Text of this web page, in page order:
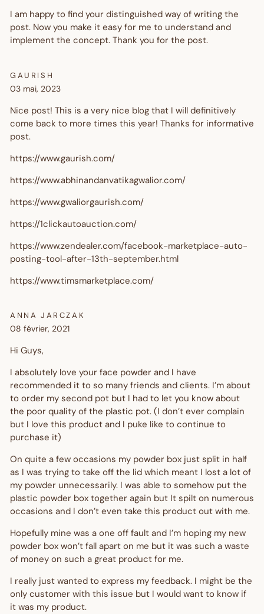
I am happy to find your distinguished way of writing the
post. Now you make it easy for me to understand and
implement the concept. Thank you for the post.
GAURISH
03 mai, 2023
Nice post! This is a very nice blog that I will definitively
come back to more times this year! Thanks for informative
post.
https://www.gaurish.com/
https://www.abhinandanvatikagwalior.com/
https://www.gwaliorgaurish.com/
https://1clickautoauction.com/
https://www.zendealer.com/facebook-marketplace-auto-
posting-tool-after-13th-september.html
https://www.timsmarketplace.com/
ANNA JARCZAK
08 février, 2021
Hi Guys,
I absolutely love your face powder and I have
recommended it to so many friends and clients. I’m about
to order my second pot but I had to let you know about
the poor quality of the plastic pot. (I don’t ever complain
but I love this product and I puke like to continue to
purchase it)
On quite a few occasions my powder box just split in half
as I was trying to take off the lid which meant I lost a lot of
my powder unnecessarily. I was able to somehow put the
plastic powder box together again but It spilt on numerous
occasions and I don’t even take this product out with me.
Hopefully mine was a one off fault and I’m hoping my new
powder box won’t fall apart on me but it was such a waste
of money on such a great product for me.
I really just wanted to express my feedback. I might be the
only customer with this issue but I would want to know if
it was my product.